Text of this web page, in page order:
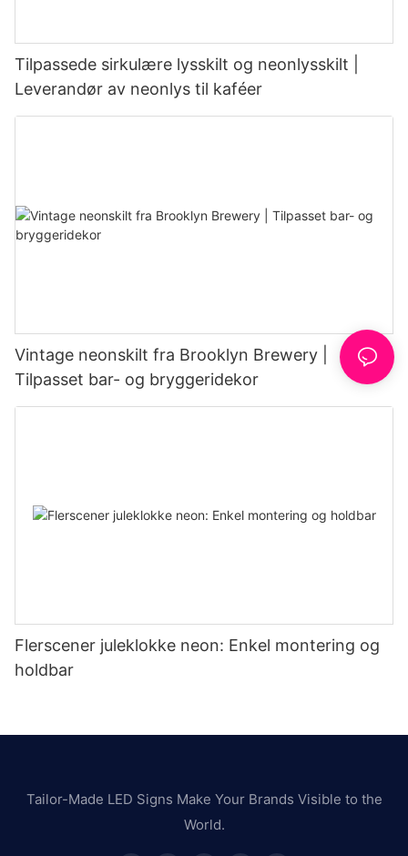
Tilpassede sirkulære lysskilt og neonlysskilt |
Leverandør av neonlys til kaféer
Vintage neonskilt fra Brooklyn Brewery |
Tilpasset bar- og bryggeridekor
Flerscener juleklokke neon: Enkel montering og
holdbar
Tailor-Made LED Signs Make Your Brands Visible to the
World.